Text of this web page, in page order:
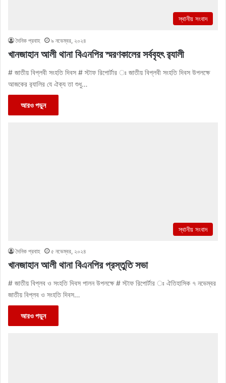
স্থানীয় সংবাদ
দৈনিক প্রবাহ ৯ নভেম্বর, ২০২৪
খানজাহান আলী থানা বিএনপির স্মরণকালের সর্ববৃহৎ র‌্যালী
# জাতীয় বিপ্লবী সংহতি দিবস # স্টাফ রিপোর্টার ঃ জাতীয় বিপ্লবী সংহতি দিবস উপলক্ষে
আজকের র‌্যালির যে ঐক্য তা শুধু…
আরও পড়ুন
স্থানীয় সংবাদ
দৈনিক প্রবাহ ৫ নভেম্বর, ২০২৪
খানজাহান আলী থানা বিএনপির প্রস্তুতি সভা
# জাতীয় বিপ্লব ও সংহতি দিবস পালন উপলক্ষে # স্টাফ রিপোর্টার ঃ ঐতিহাসিক ৭ নভেম্বর
জাতীয় বিপ্লব ও সংহতি দিবস…
আরও পড়ুন